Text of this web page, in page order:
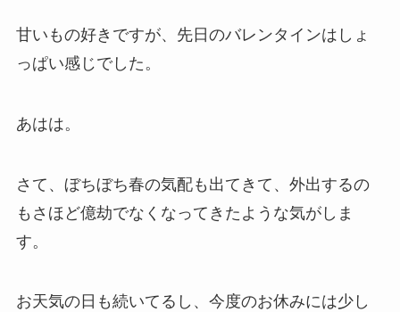
甘いもの好きですが、先日のバレンタインはしょ
っぱい感じでした。
あはは。
さて、ぼちぼち春の気配も出てきて、外出するの
もさほど億劫でなくなってきたような気がしま
す。
お天気の日も続いてるし、今度のお休みには少し